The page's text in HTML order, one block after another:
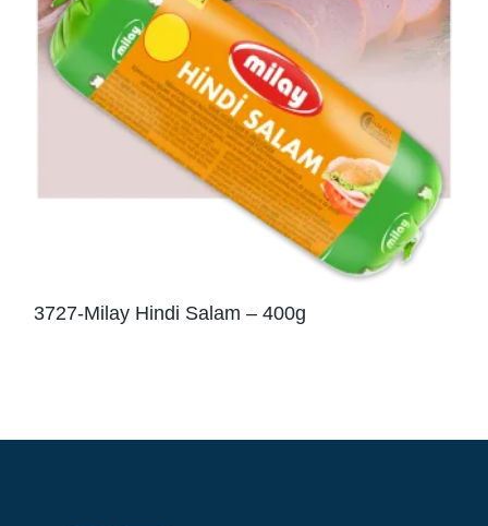
3727-Milay Hindi Salam – 400g